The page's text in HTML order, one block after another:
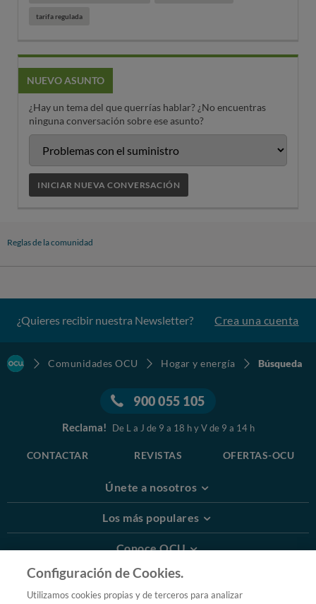
tarifa regulada
NUEVO ASUNTO
¿Hay un tema del que querrías hablar? ¿No encuentras
ninguna conversación sobre ese asunto?
INICIAR NUEVA CONVERSACIÓN
Reglas de la comunidad
¿Quieres recibir nuestra Newsletter? Crea una cuenta
Comunidades OCU Hogar y energía Búsqueda
900 055 105
Reclama! De L a J de 9 a 18 h y V de 9 a 14 h
CONTACTAR REVISTAS OFERTAS-OCU
Únete a nosotros
Los más populares
Conoce OCU
Más Información
Configuración de Cookies.
Utilizamos cookies propias y de terceros para analizar